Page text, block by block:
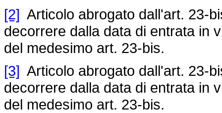
[2] Articolo abrogato dall'art. 23-
decorrere dalla data di entrata in
del medesimo art. 23-bis.
[3] Articolo abrogato dall'art. 23-
decorrere dalla data di entrata in
del medesimo art. 23-bis.